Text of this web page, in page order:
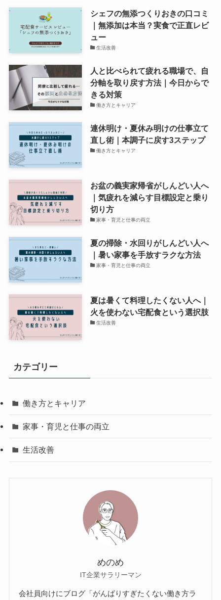
シェフの無添つくりおきの口コミ
｜無添加は本当？実食で正直レビ
ュー
生活改善
人と比べられて疲れる職場で、自
分軸を取り戻す方法｜今日からで
きる対策
働き方とキャリア
連休明け・夏休み明けの仕事立て
直し術｜本調子に戻す3ステップ
働き方とキャリア
お盆の義実家帰省がしんどい人へ
｜気疲れを減らす目標設定と乗り
切り方
家事・育児と仕事の両立
夏の掃除・水回りがしんどい人へ
｜暑い家事を手放すラクな方法
家事・育児と仕事の両立
夏は暑くて料理したくない人へ｜
火を使わない宅配食という選択肢
生活改善
カテゴリー
働き方とキャリア
家事・育児と仕事の両立
生活改善
めのめ
IT企業サラリーマン
会社員向けにブログ「がんばりすぎたくない働き方ラ